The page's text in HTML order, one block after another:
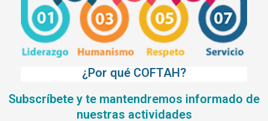
¿Por qué COFTAH?
Subscríbete y te mantendremos informado de
nuestras actividades